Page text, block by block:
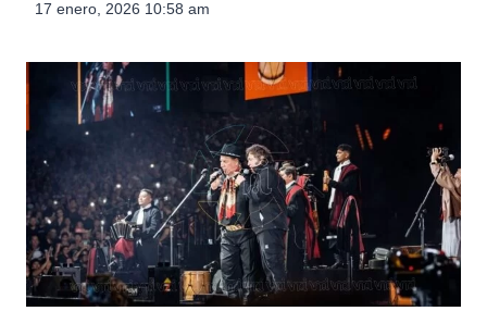
17 enero, 2026 10:58 am